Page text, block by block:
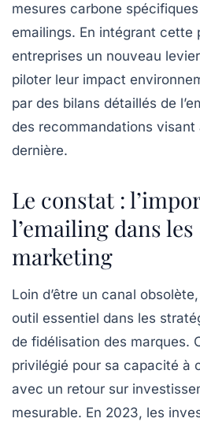
mesures carbone
emailings. En intégrant cette
entreprises un nouveau
piloter leur impact
par des bilans détaillés de
des recommandations visant
dernière.
Le constat :
l’emailing dans
marketing
Loin d’être un canal
outil essentiel dans les
de fidélisation des marques.
privilégié pour sa capacité à
avec un retour sur
mesurable. En 2023, les